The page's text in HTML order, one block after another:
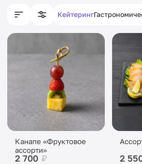
Кейтеринг
Канапе «Фруктовое
ассорти»
2 700 ₽ 2